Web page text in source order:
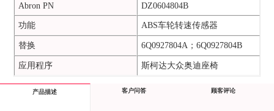
Abron PN
DZ0604804B
功能
ABS车轮转速传感器
替换 6Q0927804A；6Q0927804B
应用程序 斯柯达大众奥迪座椅
产品描述 客户问答 顾客评论